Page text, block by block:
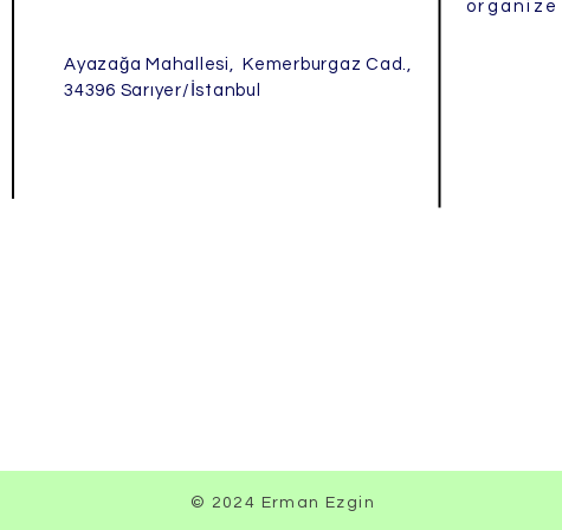
Ayazağa Mahallesi,
Kemerburgaz Cad.,
34396 Sarıyer/İstanbul
© 2024 Erman Ezgin